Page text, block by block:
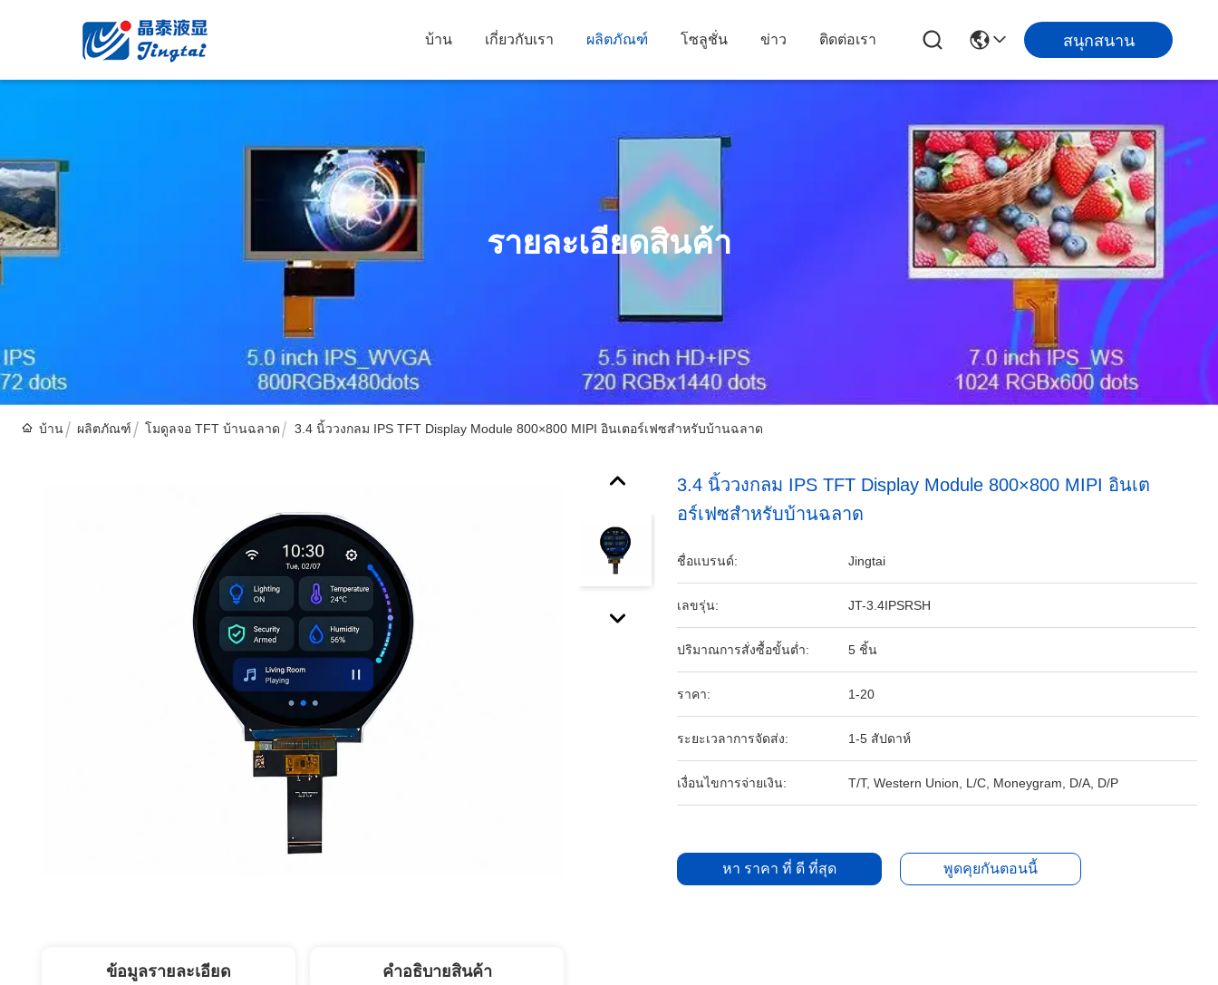
บ้าน เกี่ยวกับเรา ผลิตภัณฑ์ โซลูชั่น ข่าว ติดต่อเรา สนุกสนาน
รายละเอียดสินค้า
บ้าน ผลิตภัณฑ์ โมดูลจอ TFT บ้านฉลาด 3.4 นิ้ววงกลม IPS TFT Display Module 800×800 MIPI อินเตอร์เฟซสําหรับบ้านฉลาด
3.4 นิ้ววงกลม IPS TFT Display Module 800×800 MIPI อินเต
อร์เฟซสําหรับบ้านฉลาด
ชื่อแบรนด์: Jingtai
เลขรุ่น: JT-3.4IPSRSH
ปริมาณการสั่งซื้อขั้นต่ำ: 5 ชิ้น
ราคา: 1-20
ระยะเวลาการจัดส่ง: 1-5 สัปดาห์
เงื่อนไขการจ่ายเงิน: T/T, Western Union, L/C, Moneygram, D/A, D/P
หา ราคา ที่ ดี ที่สุด พูดคุยกันตอนนี้
ข้อมูลรายละเอียด คําอธิบายสินค้า